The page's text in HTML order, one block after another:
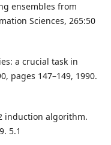
ensembles from
Sciences, 265:50
a crucial task in
pages 147–149, 1990.
induction algorithm.
5.1